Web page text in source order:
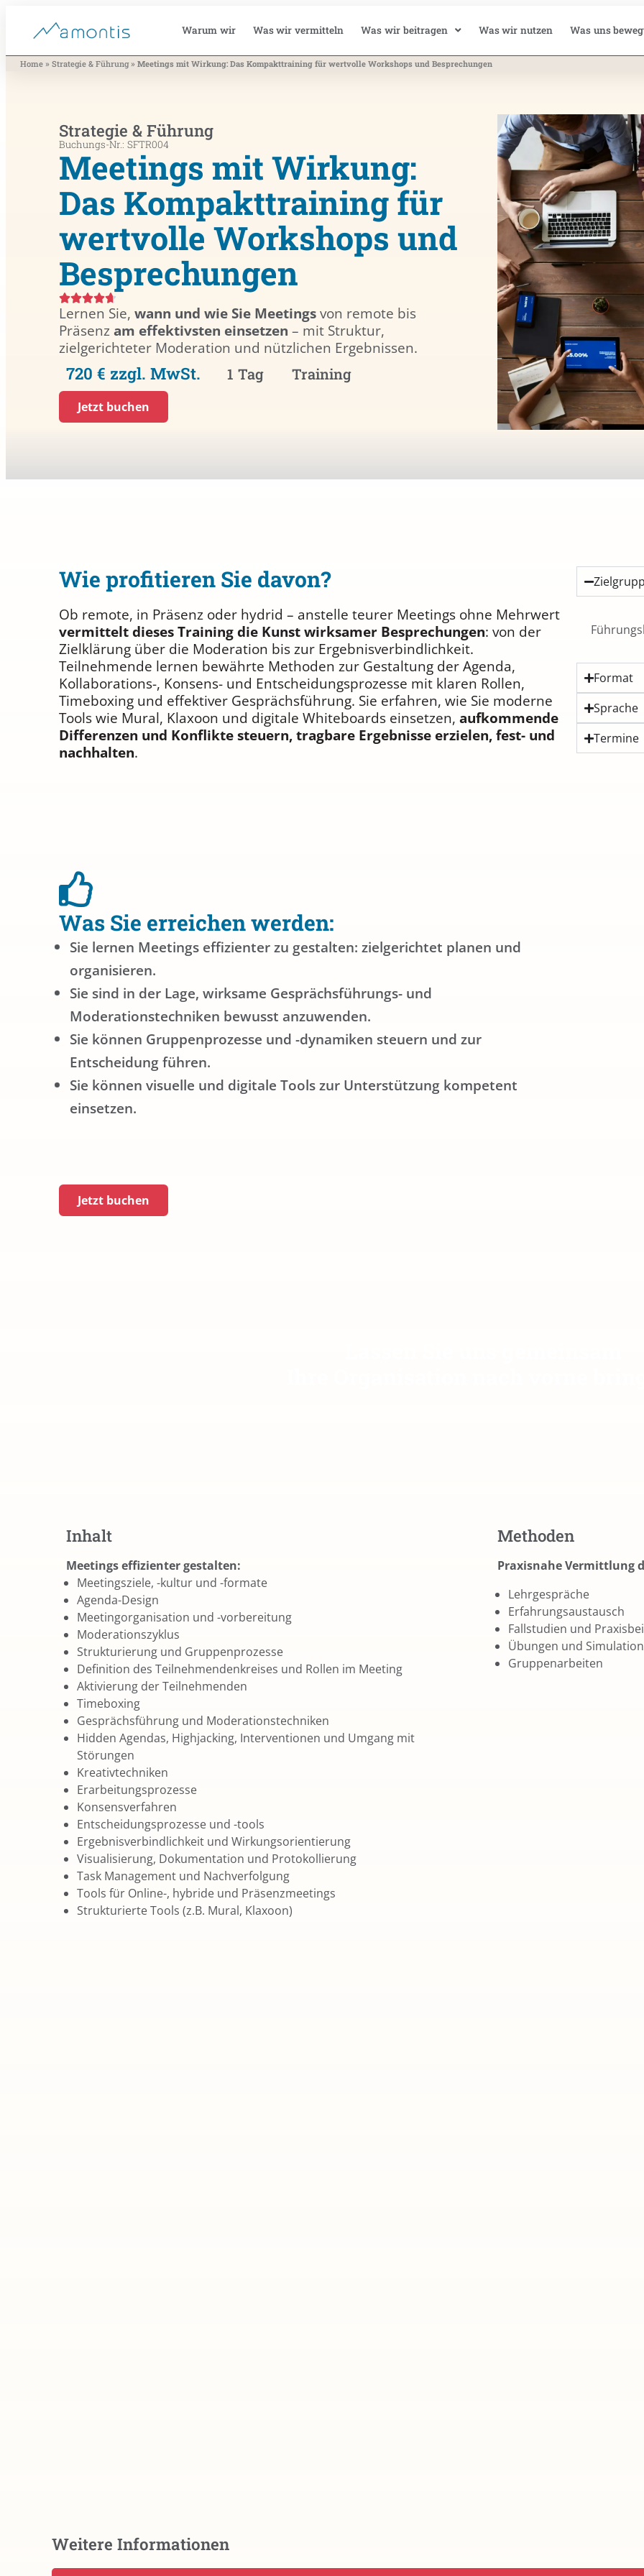
Warum wir Was wir vermitteln Was wir beitragen Was wir nutzen Was uns
Home » Strategie & Führung» Meetings mit Wirkung: Das Kompakt­training für wertvolle Workshops und Besprechungen
Strategie & Führung
Buchungs-Nr.: SFTR004
Meetings mit Wirkung:
Das Kompakt­training für
wertvolle Workshops und
Besprechungen
Lernen Sie, wann und wie Sie Meetingsvon remote bis
Präsenzam effektivsten einsetzen – mit Struktur,
zielgerichteter Moderation und nützlichen Ergebnissen.
720 € zzgl. MwSt. 1 Tag Training
Jetzt buchen
Wie profitieren Sie davon?
Ob remote, in Präsenz oder hydrid – anstelle teurer Meetings ohne Mehrwert
vermittelt dieses Training die Kunst wirksamer Besprechungen: von der
Zielklärung über die Moderation bis zur Ergebnisverbindlichkeit.
Teilnehmende lernen bewährte Methoden zur Gestaltung der Agenda,
Kollaborations-, Konsens- und Entscheidungsprozesse mit klaren Rollen,
Timeboxing und effektiver Gesprächsführung. Sie erfahren, wie Sie moderne
Tools wie Mural, Klaxoon und digitale Whiteboards einsetzen, aufkommende
Differenzen und Konflikte steuern, tragbare Ergebnisse erzielen, fest- und
nachhalten.
Format
Sprache
Termine
Was Sie erreichen werden:
Sie lernen Meetings effizienter zu gestalten: zielgerichtet planen und
organisieren.
Sie sind in der Lage, wirksame Gesprächsführungs- und
Moderationstechniken bewusst anzuwenden.
Sie können Gruppenprozesse und -dynamiken steuern und zur
Entscheidung führen.
Sie können visuelle und digitale Tools zur Unterstützung kompetent
einsetzen.
Jetzt buchen
Inhalt
Meetings effizienter gestalten:
Meetingsziele, -kultur und -formate
Agenda-Design
Meetingorganisation und -vorbereitung
Moderationszyklus
Strukturierung und Gruppenprozesse
Definition des Teilnehmendenkreises und Rollen im Meeting
Aktivierung der Teilnehmenden
Timeboxing
Gesprächsführung und Moderationstechniken
Hidden Agendas, Highjacking, Interventionen und Umgang mit
Störungen
Kreativtechniken
Erarbeitungsprozesse
Konsensverfahren
Entscheidungsprozesse und -tools
Ergebnisverbindlichkeit und Wirkungsorientierung
Visualisierung, Dokumentation und Protokollierung
Task Management und Nachverfolgung
Tools für Online-, hybride und Präsenzmeetings
Strukturierte Tools (z.B. Mural, Klaxoon)
Methoden
Praxisnahe Vermittlung
Lehrgespräche
Erfahrungsaustausch
Fallstudien und
Übungen und
Gruppenarbeiten
Weitere Informationen